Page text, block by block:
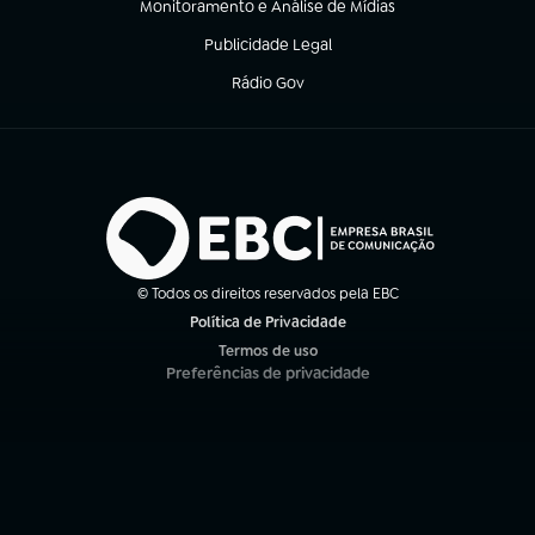
Monitoramento e Análise de Mídias
(abre em nova aba)
Publicidade Legal
(abre em nova aba)
Rádio Gov
(abre em nova aba)
© Todos os direitos reservados pela EBC
Política de Privacidade
Termos de uso
(abre em nova aba)
Preferências de privacidade